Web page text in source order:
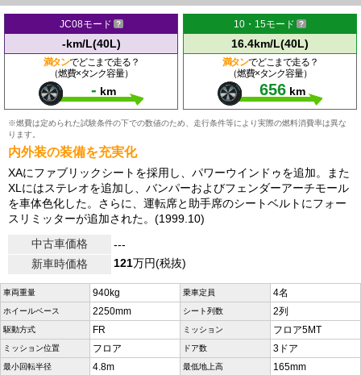
JC08モード
-km/L(40L)
満タンでどこまで走る？
（燃費×タンク容量）
- km
10・15モード
16.4km/L(40L)
満タンでどこまで走る？
（燃費×タンク容量）
656 km
※燃費は定められた試験条件の下での数値のため、走行条件等により実際の燃料消費率は異な
ります。
内外装の装備を充実化
XAにファブリックシートを採用し、パワーウインドゥを追加。また
XLにはステレオを追加し、バンパーおよびフェンダーアーチモール
を車体色化した。さらに、運転席と助手席のシートベルトにフォー
スリミッターが追加された。(1999.10)
中古車価格
---
新車時価格
121万円(税抜)
車両重量 940kg 乗車定員 4名
ホイールベース 2250mm シート列数 2列
駆動方式 FR ミッション フロア5MT
ミッション位置 フロア ドア数 3ドア
最小回転半径 4.8m 最低地上高 165mm